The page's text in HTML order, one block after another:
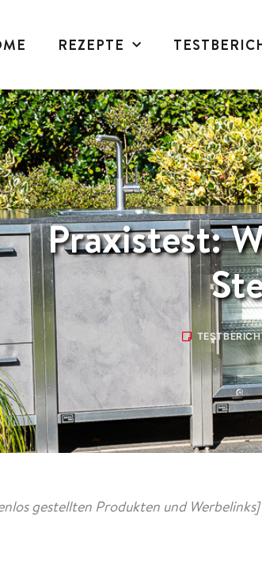
REZEPTE
Praxistest:
gestellten Produkten und